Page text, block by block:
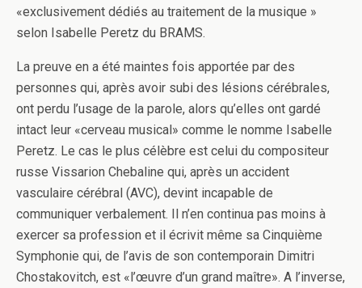
«exclusivement dédiés au traitement de la musique »
selon Isabelle Peretz du BRAMS.
La preuve en a été maintes fois apportée par des
personnes qui, après avoir subi des lésions cérébrales,
ont perdu l’usage de la parole, alors qu’elles ont gardé
intact leur «cerveau musical» comme le nomme Isabelle
Peretz. Le cas le plus célèbre est celui du compositeur
russe Vissarion Chebaline qui, après un accident
vasculaire cérébral (AVC), devint incapable de
communiquer verbalement. Il n’en continua pas moins à
exercer sa profession et il écrivit même sa Cinquième
Symphonie qui, de l’avis de son contemporain Dimitri
Chostakovitch, est «l’œuvre d’un grand maître». A l’inverse,